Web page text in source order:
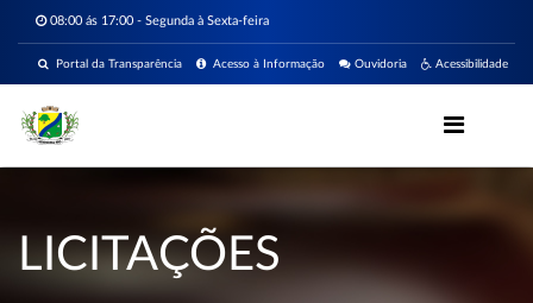
08:00 ás 17:00 - Segunda à Sexta-feira
Acessibilidade
Ouvidoria
Acesso à Informação
Portal da Transparência
LICITAÇÕES